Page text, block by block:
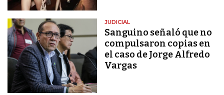
JUDICIAL
Sanguino señaló que no
compulsaron copias en
el caso de Jorge Alfredo
Vargas